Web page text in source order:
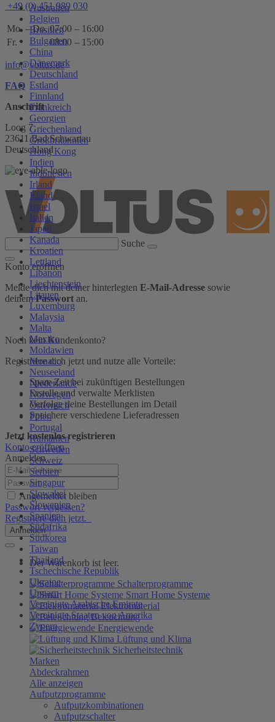
Australien
Belgien
Brasilien
Bulgarien
China
Dänemark
Deutschland
Estland
Finnland
Frankreich
Georgien
Griechenland
Großbritannien
Hong Kong
Indien
Indonesien
Irland
Island
Israel
Italien
Japan
Kanada
Kroatien
Lettland
Libanon
Liechtenstein
Litauen
Luxemburg
Malaysia
Malta
Mexiko
Moldawien
Monaco
Neuseeland
Niederlande
Norwegen
Österreich
Polen
Portugal
Rumänien
Schweden
Schweiz
Serbien
Singapur
Slowakei
Slowenien
Spanien
Südafrika
Südkorea
Taiwan
Thailand
Tschechische Republik
Ukraine
Ungarn
Vereinigte Arabische Emirate
Vereinigte Staaten von Amerika
Zypern
+49 (0) 451 989 030
Mo. – Do. 07:00 – 16:00
Fr.
08:00 – 15:00
info@voltus.de
FAQ
Anschrift
Loog 7
23611 Bad Schwartau
Deutschland
Suche
Konto eröffnen
Melde dich mit deiner hinterlegten E-Mail-Adresse sowie
deinemPasswort an.
Noch kein Kundenkonto?
Registriere dich jetzt und nutze alle Vorteile:
Spare Zeit bei zukünftigen Bestellungen
Erstelle und verwalte Merklisten
Verfolge deine Bestellungen im Detail
Speichere verschiedene Lieferadressen
Jetzt kostenlos registrieren
Konto eröffnen
Anmelden
Angemeldet bleiben
Passwort vergessen?
Registriere dich jetzt.
Anmelden
Der Warenkorb ist leer.
Schalterprogramme
Smart Home Systeme
Elektromaterial
Beleuchtung
Energiewende
Lüftung und Klima
Sicherheitstechnik
Marken
Abdeckrahmen
Alle anzeigen
Aufputzprogramme
Aufputzkombinationen
Aufputzschalter